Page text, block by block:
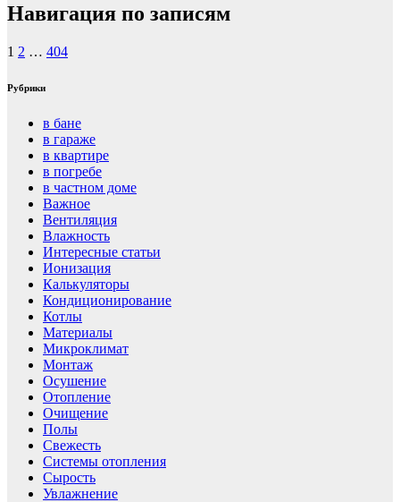
Навигация по записям
1 2 … 404
Рубрики
в бане
в гараже
в квартире
в погребе
в частном доме
Важное
Вентиляция
Влажность
Интересные статьи
Ионизация
Калькуляторы
Кондиционирование
Котлы
Материалы
Микроклимат
Монтаж
Осушение
Отопление
Очищение
Полы
Свежесть
Системы отопления
Сырость
Увлажнение